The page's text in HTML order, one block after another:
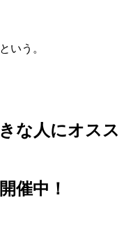
いう。
な人にオスス
催中！